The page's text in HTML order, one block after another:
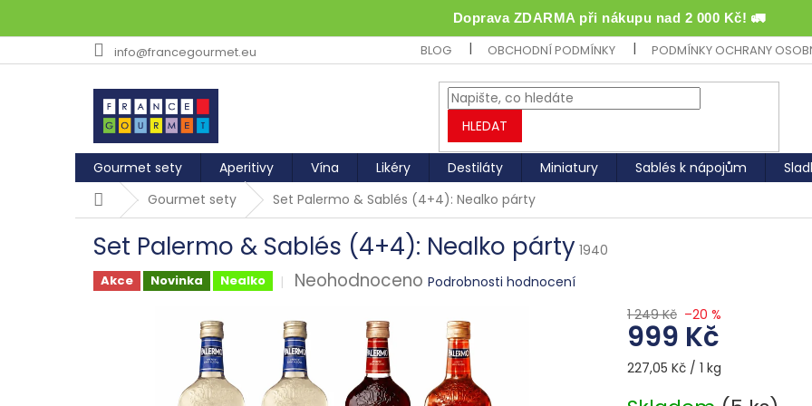
Doprava ZDARMA při nákupu nad 2 000 Kč! 🚛
na
info@francegourmet.eu BLOG OBCHODNÍ PODMÍNKY PODMÍNKY OCHRANY
HLEDAT
Gourmet sety Aperitivy Vína Likéry Destiláty Miniatury Sablés k nápojům
DomůGourmet sety Set Palermo & Sablés (4+4): Nealko párty
Set Palermo & Sablés (4+4): Nealko párty 1940
Akce Novinka Nealko
Průměrné
produktu
je
0,0
Neohodnoceno Podrobnosti hodnocení
1 249 Kč –20 %
999 Kč
Měrná
227,05 Kč / 1 kg